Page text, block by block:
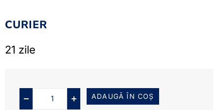
CURIER
21 zile
ADAUGĂ ÎN COȘ